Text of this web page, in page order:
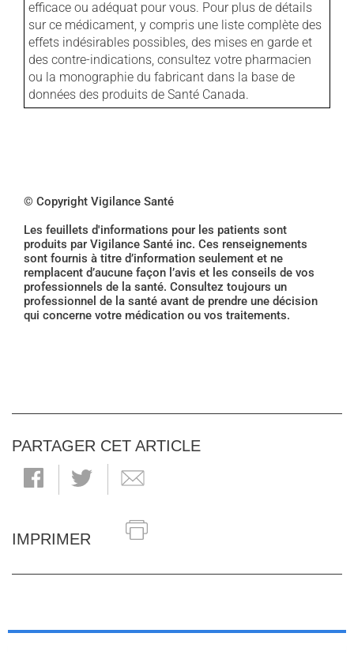
efficace ou adéquat pour vous. Pour plus de détails
sur ce médicament, y compris une liste complète des
effets indésirables possibles, des mises en garde et
des contre-indications, consultez votre pharmacien
ou la monographie du fabricant dans la base de
données des produits de Santé Canada.
© Copyright Vigilance Santé
Les feuillets d'informations pour les patients sont
produits par Vigilance Santé inc. Ces renseignements
sont fournis à titre d’information seulement et ne
remplacent d’aucune façon l’avis et les conseils de vos
professionnels de la santé. Consultez toujours un
professionnel de la santé avant de prendre une décision
qui concerne votre médication ou vos traitements.
PARTAGER CET ARTICLE
IMPRIMER